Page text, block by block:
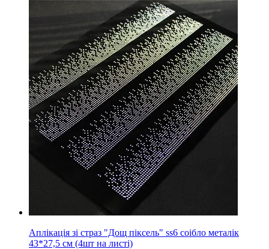
Аплікація зі страз "Дощ піксель" ss6 соібло металік
43*27,5 см (4шт на листі)